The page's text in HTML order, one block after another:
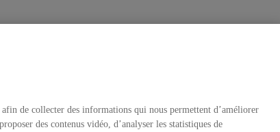
de collecter des informations qui nous permettent d’améliorer
des contenus vidéo, d’analyser les statistiques de